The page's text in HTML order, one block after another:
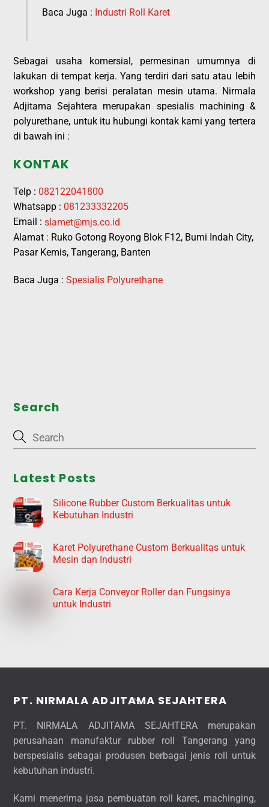
Baca Juga : Industri Roll Karet
Sebagai usaha komersial, permesinan umumnya di
lakukan di tempat kerja. Yang terdiri dari satu atau lebih
workshop yang berisi peralatan mesin utama. Nirmala
Adjitama Sejahtera merupakan spesialis machining &
polyurethane, untuk itu hubungi kontak kami yang tertera
di bawah ini :
KONTAK
Telp : 082122041800
Whatsapp : 081233332205
Email :slamet@mjs.co.id
Alamat : Ruko Gotong Royong Blok F12, Bumi Indah City,
Pasar Kemis, Tangerang, Banten
Baca Juga :Spesialis Polyurethane
Search
Latest Posts
Silicone Rubber Custom Berkualitas untuk
Kebutuhan Industri
Karet Polyurethane Custom Berkualitas untuk
Mesin dan Industri
Cara Kerja Conveyor Roller dan Fungsinya
untuk Industri
Back
Top
PT. NIRMALA ADJITAMA SEJAHTERA
PT. NIRMALA ADJITAMA SEJAHTERA merupakan
perusahaan manufaktur rubber roll Tangerang yang
berspesialis sebagai produsen berbagai jenis roll untuk
kebutuhan industri.
Kami menerima jasa pembuatan roll karet, machinging,